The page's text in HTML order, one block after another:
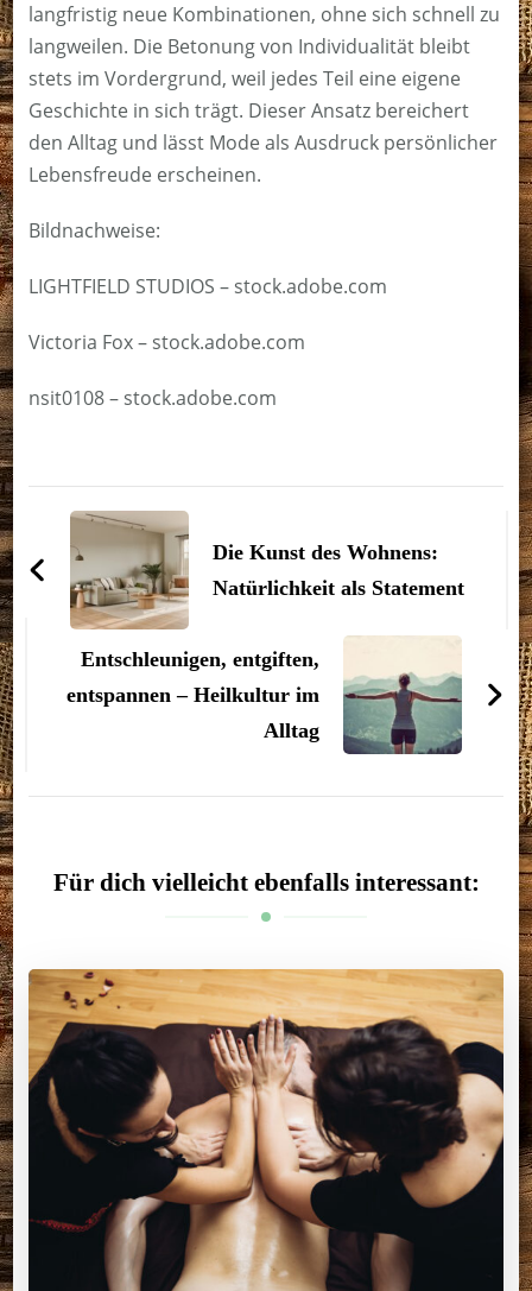
langfristig neue Kombinationen, ohne sich schnell zu
langweilen. Die Betonung von Individualität bleibt
stets im Vordergrund, weil jedes Teil eine eigene
Geschichte in sich trägt. Dieser Ansatz bereichert
den Alltag und lässt Mode als Ausdruck persönlicher
Lebensfreude erscheinen.
Bildnachweise:
LIGHTFIELD STUDIOS – stock.adobe.com
Victoria Fox – stock.adobe.com
nsit0108– stock.adobe.com
Beitragsnavigation
Die Kunst des Wohnens:
Natürlichkeit als Statement
Entschleunigen, entgiften,
entspannen – Heilkultur im
Alltag
Für dich vielleicht ebenfalls interessant: